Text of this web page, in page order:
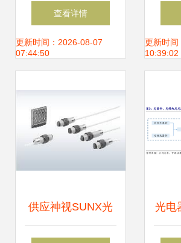
网与传感技术中的
关键作用与供应趋
查看详情
更新时间：2026-08-07
07:44:50
从
更新时
10:39:02
供应神视SUNX光 光电